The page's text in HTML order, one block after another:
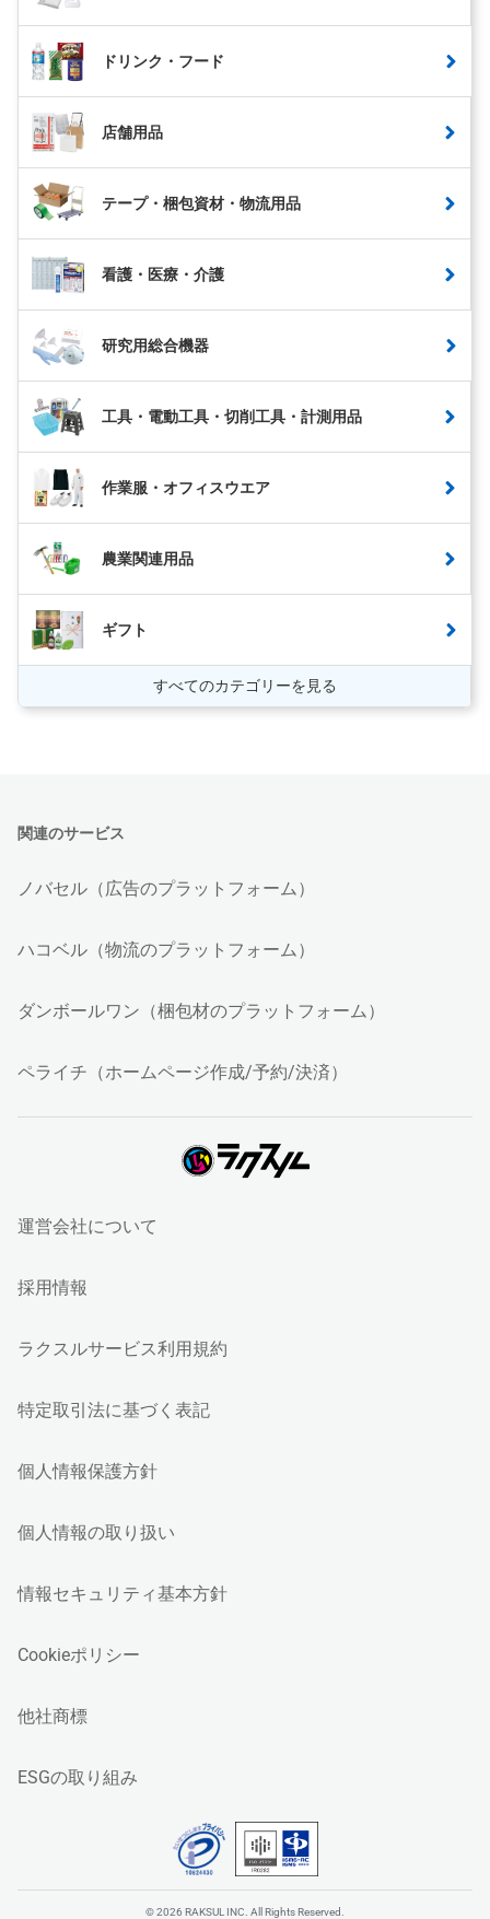
ドリンク・フード
店舗用品
テープ・梱包資材・物流用品
看護・医療・介護
研究用総合機器
工具・電動工具・切削工具・計測用品
作業服・オフィスウエア
農業関連用品
ギフト
すべてのカテゴリーを見る
関連のサービス
ノバセル（広告のプラットフォーム）
ハコベル（物流のプラットフォーム）
ダンボールワン（梱包材のプラットフォーム）
ペライチ（ホームページ作成/予約/決済）
運営会社について
採用情報
ラクスルサービス利用規約
特定取引法に基づく表記
個人情報保護方針
個人情報の取り扱い
情報セキュリティ基本方針
Cookieポリシー
他社商標
ESGの取り組み
© 2026 RAKSUL INC. All Rights Reserved.